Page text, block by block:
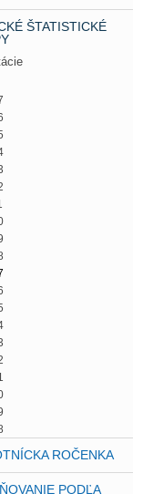
ŠTATISTICKÉ
ROČENKA
PODĽA